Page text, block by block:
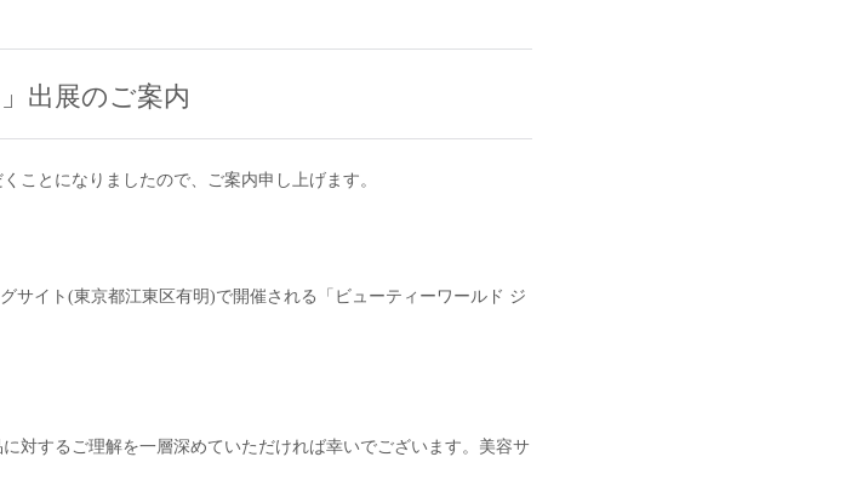
出展のご案内
ことになりましたので、ご案内申し上げます。
サイト(東京都江東区有明)で開催される「ビューティーワールド ジ
対するご理解を一層深めていただければ幸いでございます。美容サ